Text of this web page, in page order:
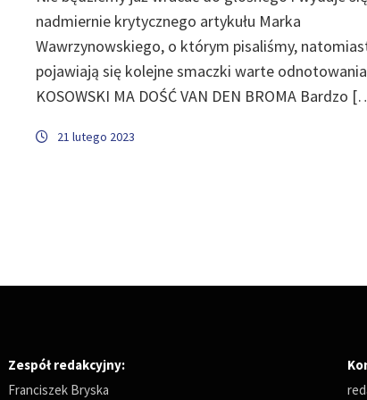
nadmiernie krytycznego artykułu Marka
Wawrzynowskiego, o którym pisaliśmy,
pojawiają się kolejne smaczki warte
KOSOWSKI MA DOŚĆ VAN DEN BROMA Bardzo
21 lutego 2023
Zespół redakcyjny:
Franciszek Bryska